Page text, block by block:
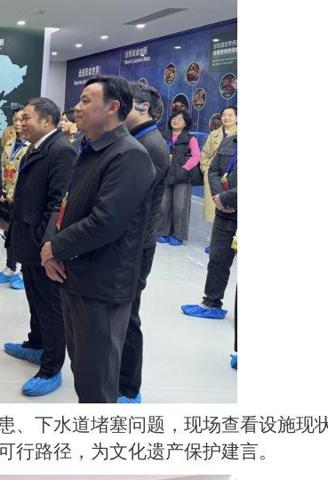
下水道堵塞问题，现场查看设施现状
路径，为文化遗产保护建言。